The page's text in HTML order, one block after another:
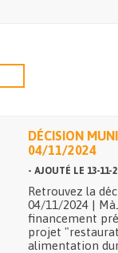
DÉCISION
04/11/2024
- AJOUTÉ LE 13-11-
Retrouvez la
04/11/2024 |
financement
projet
alimentation